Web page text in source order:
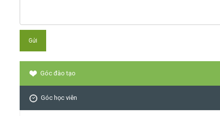
Góc đào tạo
Góc học viên